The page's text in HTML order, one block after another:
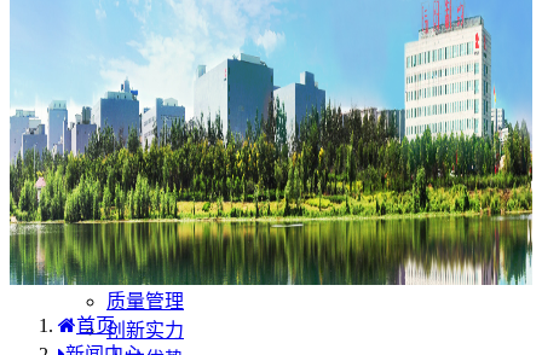
瑞阳动态
通知公告
媒体聚焦
员工天地
企业电子报
产品服务
产品中心
国内分布
学术合规
企业优势
质量管理
创新实力
首页